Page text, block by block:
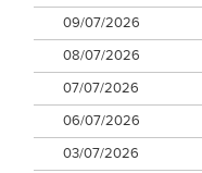
09/07/2026
08/07/2026
07/07/2026
06/07/2026
03/07/2026